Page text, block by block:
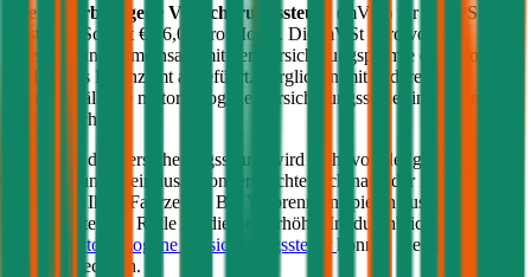
Die motorbezogene Versicherungssteuer (mVSt) für
PS
kostet im Schnitt €
46,08
pro Monat. Die mVSt wird von der
Versicherung gemeinsam mit der Versicherungsprämie eingehoben
und an das Finanzamt abgeführt. Verglichen mit anderen EU-
Ländern fällt die motorbezogene Versicherungssteuer in Österreich
relativ hoch aus.
Die Höhe der Versicherungssteuer wird nicht von der gewählten
Versicherung beeinflusst, sondern richtet sich nach der Leistung (PS
bzw. kW) Ihres Fahrzeugs. Bei Verbrennern spielen zusätzlich die
CO2-Werte eine Rolle für die Steuerhöhe. Im durchblicker Rechner
motorbezogene Versicherungssteuer können Sie die Steuer
genau berechnen.